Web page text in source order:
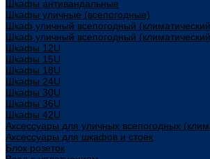
Шкафы антивандальные
Шкафы уличные (всепогодные)
Шкаф уличный всепогодный
Шкаф уличный всепогодный
Шкафы 12U
Шкафы 15U
Шкафы 18U
Шкафы 24U
Шкафы 30U
Шкафы 36U
Шкафы 42U
Аксессуары для уличных всепогодных
Аксессуары для шкафов и стоек
Блок розеток